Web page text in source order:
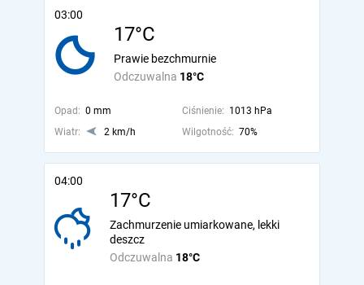
03:00
17°C
Odczuwalna 18°C
Prawie bezchmurnie
Opad: 0 mm Ciśnienie: 1013 hPa
Wiatr:
2 km/h Wilgotność: 70%
04:00
17°C
Odczuwalna 18°C
Zachmurzenie umiarkowane, lekki
deszcz